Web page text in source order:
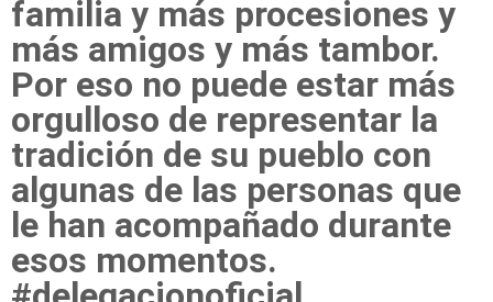
familia y más procesiones y
más amigos y más tambor.
Por eso no puede estar más
orgulloso de representar la
tradición de su pueblo con
algunas de las personas que
le han acompañado durante
esos momentos.